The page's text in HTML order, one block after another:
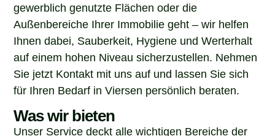
gewerblich genutzte Flächen oder die
Außenbereiche Ihrer Immobilie geht – wir helfen
Ihnen dabei, Sauberkeit, Hygiene und Werterhalt
auf einem hohen Niveau sicherzustellen. Nehmen
Sie jetzt Kontakt mit uns auf und lassen Sie sich
für Ihren Bedarf in Viersen persönlich beraten.
Was wir bieten
Unser Service deckt alle wichtigen Bereiche der